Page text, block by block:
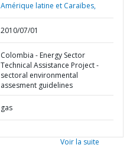
Amérique latine et Caraïbes,
2010/07/01
Colombia - Energy Sector
Technical Assistance Project -
sectoral environmental
assesment guidelines
gas
Voir la suite